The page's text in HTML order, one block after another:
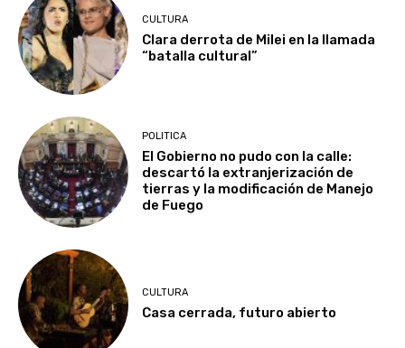
CULTURA
Clara derrota de Milei en la llamada
“batalla cultural”
POLITICA
El Gobierno no pudo con la calle:
descartó la extranjerización de
tierras y la modificación de Manejo
de Fuego
CULTURA
Casa cerrada, futuro abierto